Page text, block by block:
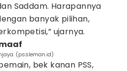
Saddam. Harapannya
banyak pilihan,
ujarnya.
(pssleman.id)
bek kanan PSS,